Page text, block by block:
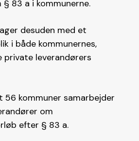
§ 83 a i kommunerne.
desuden med et
i både kommunernes,
private leverandørers
56 kommuner samarbejder
om
efter § 83 a.